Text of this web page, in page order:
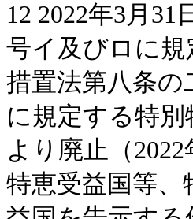
12 2022年3月
号イ及びロに
措置法第八条の
に規定する特
より廃止（
特恵受益国等